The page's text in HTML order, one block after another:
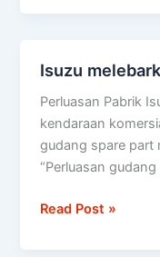
Isuzu
Perluasan Pabrik
kendaraan
gudang spare part
“Perluasan gudang
Isuzu
part
Read Post »